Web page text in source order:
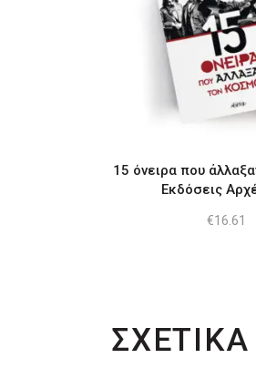
15 όνειρα που
Εκδόσεις
€16.61